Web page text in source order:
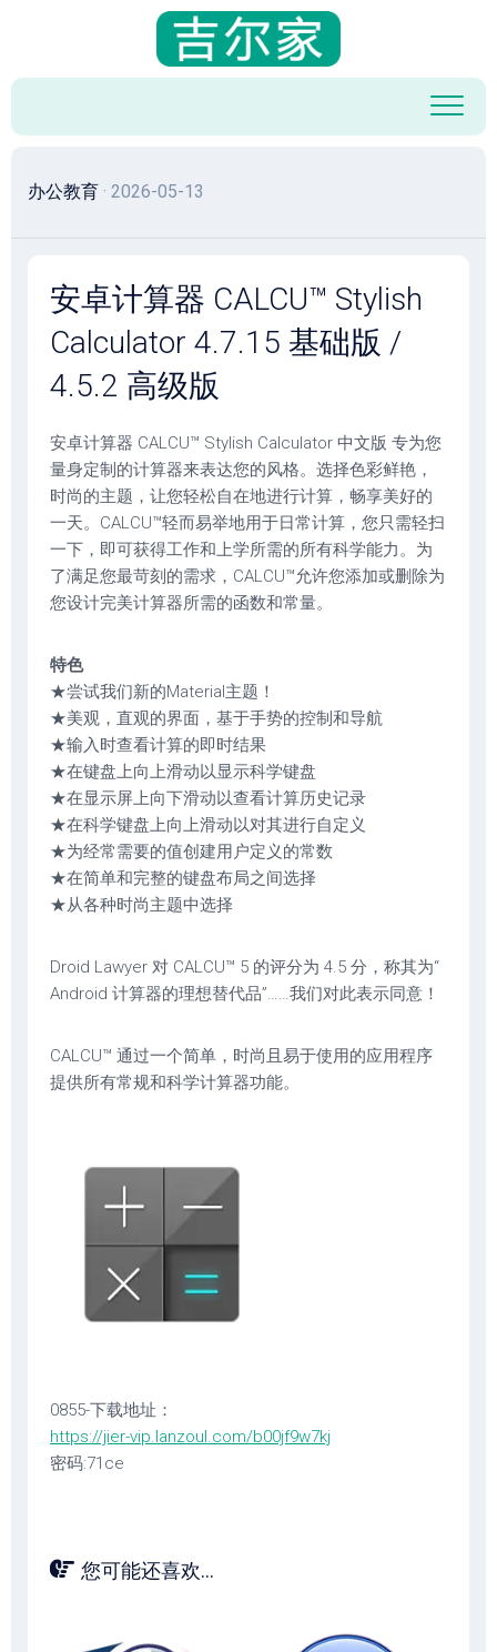
容
办公教育 · 2026-05-13
安卓计算器 CALCU™ Stylish
Calculator 4.7.15 基础版 /
4.5.2 高级版
安卓计算器 CALCU™ Stylish Calculator 中文版 专为您
量身定制的计算器来表达您的风格。选择色彩鲜艳，
时尚的主题，让您轻松自在地进行计算，畅享美好的
一天。CALCU™轻而易举地用于日常计算，您只需轻扫
一下，即可获得工作和上学所需的所有科学能力。为
了满足您最苛刻的需求，CALCU™允许您添加或删除为
您设计完美计算器所需的函数和常量。
特色
★尝试我们新的Material主题！
★美观，直观的界面，基于手势的控制和导航
★输入时查看计算的即时结果
★在键盘上向上滑动以显示科学键盘
★在显示屏上向下滑动以查看计算历史记录
★在科学键盘上向上滑动以对其进行自定义
★为经常需要的值创建用户定义的常数
★在简单和完整的键盘布局之间选择
★从各种时尚主题中选择
Droid Lawyer 对 CALCU™ 5 的评分为 4.5 分，称其为“
Android 计算器的理想替代品”……我们对此表示同意！
CALCU™ 通过一个简单，时尚且易于使用的应用程序
提供所有常规和科学计算器功能。
0855-下载地址：
https://jier-vip.lanzoul.com/b00jf9w7kj
密码:71ce
您可能还喜欢...